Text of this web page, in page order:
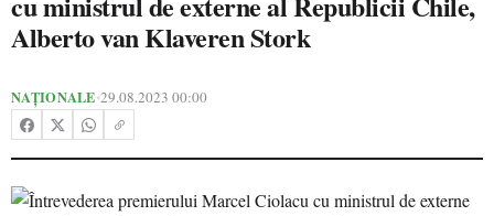
Alberto van Klaveren Stork
NAȚIONALE•29.08.2023 00:00